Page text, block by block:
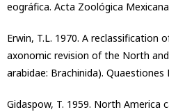
eográfica. Acta Zoológica
Erwin, T.L. 1970. A reclassification
axonomic revision of the North
arabidae: Brachinida).
Gidaspow, T. 1959. North America